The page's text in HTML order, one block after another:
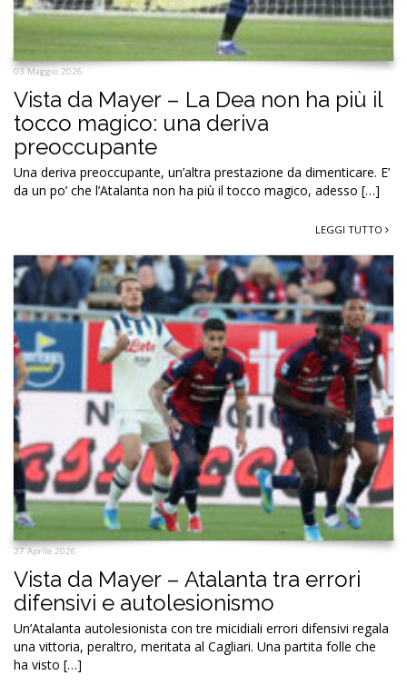
03 Maggio 2026
Vista da Mayer – La Dea non ha più il
tocco magico: una deriva
preoccupante
Una deriva preoccupante, un’altra prestazione da dimenticare. E’
da un po’ che l’Atalanta non ha più il tocco magico, adesso […]
LEGGI TUTTO
27 Aprile 2026
Vista da Mayer – Atalanta tra errori
difensivi e autolesionismo
Un’Atalanta autolesionista con tre micidiali errori difensivi regala
una vittoria, peraltro, meritata al Cagliari. Una partita folle che
ha visto […]